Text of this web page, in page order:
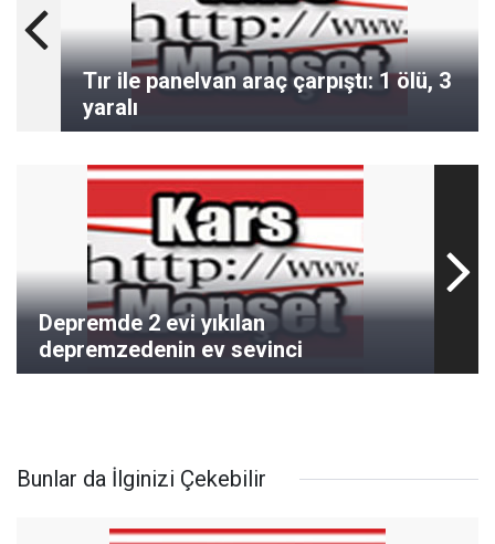
Tır ile panelvan araç çarpıştı: 1 ölü, 3
yaralı
Depremde 2 evi yıkılan
depremzedenin ev sevinci
Bunlar da İlginizi Çekebilir